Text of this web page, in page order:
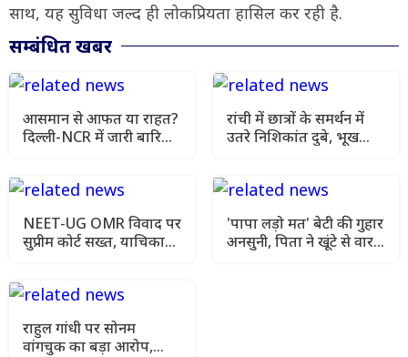
साथ, यह सुविधा जल्द ही लोकप्रियता हासिल कर रही है.
सम्बंधित खबर
आसमान से आफत या राहत?
दिल्ली-NCR में जारी बारिश
रांची में छात्रों के समर्थन में
उतरे निशिकांत दुबे, भूख
NEET-UG OMR विवाद पर
सुप्रीम कोर्ट सख्त, याचिका
'पापा लड़ो मत' बेटी की गुहार
अनसुनी, पिता ने खूंटे से वार
राहुल गांधी पर सोनम
वांगचुक का बड़ा आरोप,